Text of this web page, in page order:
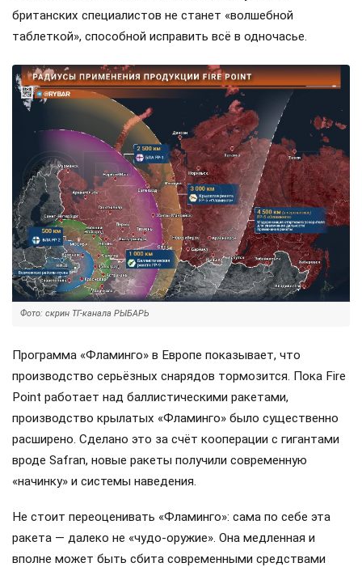
британских специалистов не станет «волшебной
таблеткой», способной исправить всё в одночасье.
Фото: скрин ТГ-канала РЫБАРЬ
Программа «Фламинго» в Европе показывает, что
производство серьёзных снарядов тормозится. Пока Fire
Point работает над баллистическими ракетами,
производство крылатых «Фламинго» было существенно
расширено. Сделано это за счёт кооперации с гигантами
вроде Safran, новые ракеты получили современную
«начинку» и системы наведения.
Не стоит переоценивать «Фламинго»: сама по себе эта
ракета — далеко не «чудо-оружие». Она медленная и
вполне может быть сбита современными средствами